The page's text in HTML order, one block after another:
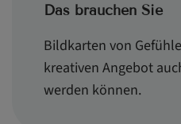
Das brauchen Sie
Bildkarten von
kreativen Angebot
werden können.